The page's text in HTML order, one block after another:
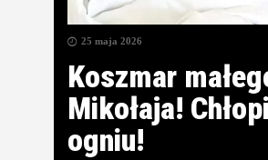
25 maja 2026
Koszmar
Mikołaja!
ogniu!